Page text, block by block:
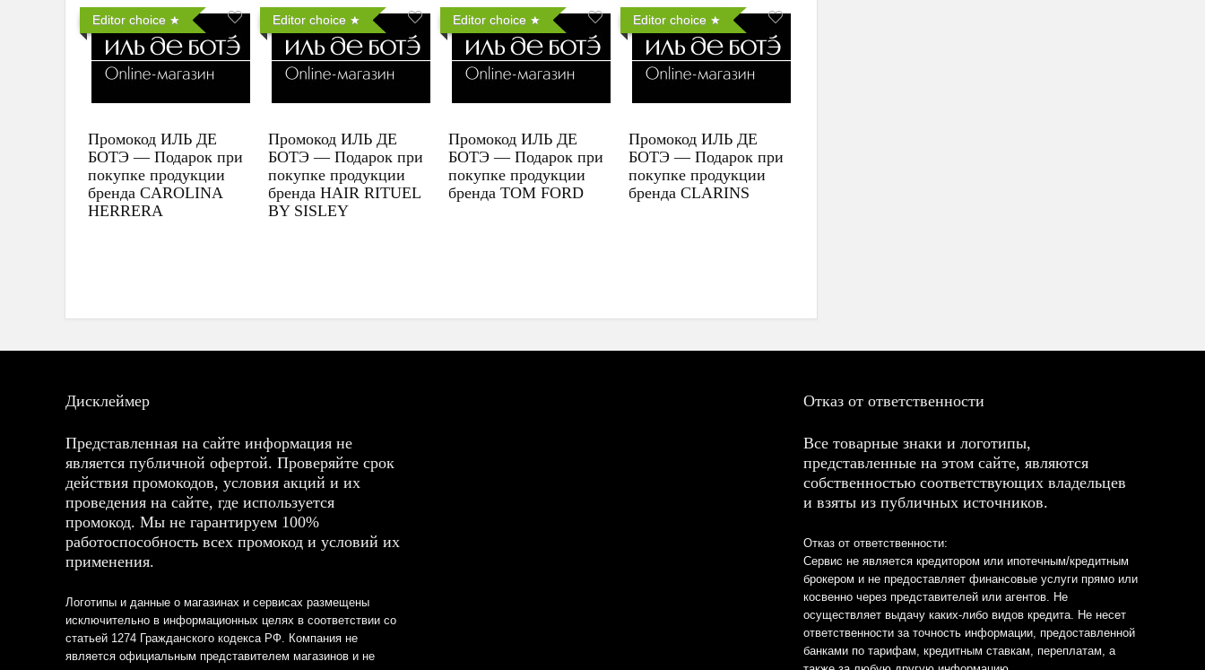
Editor choice
Промокод ИЛЬ ДЕ
БОТЭ — Подарок при
покупке продукции
бренда CAROLINA
HERRERA
Editor choice
Промокод ИЛЬ ДЕ
БОТЭ — Подарок при
покупке продукции
бренда HAIR RITUEL
BY SISLEY
Editor choice
Промокод ИЛЬ ДЕ
БОТЭ — Подарок при
покупке продукции
бренда TOM FORD
Editor choice
Промокод ИЛЬ ДЕ
БОТЭ — Подарок при
покупке продукции
бренда CLARINS
Дисклеймер
Представленная на сайте информация не
является публичной офертой. Проверяйте срок
действия промокодов, условия акций и их
проведения на сайте, где используется
промокод. Мы не гарантируем 100%
работоспособность всех промокод и условий их
применения.
Логотипы и данные о магазинах и сервисах размещены
исключительно в информационных целях в соответствии со
статьей 1274 Гражданского кодекса РФ. Компания не
является официальным представителем магазинов и не
Отказ от ответственности
Все товарные знаки и логотипы,
представленные на этом сайте, являются
собственностью соответствующих владельцев
и взяты из публичных источников.
Отказ от ответственности:
Сервис не является кредитором или ипотечным/кредитным
брокером и не предоставляет финансовые услуги прямо или
косвенно через представителей или агентов. Не
осуществляет выдачу каких-либо видов кредита. Не несет
ответственности за точность информации, предоставленной
банками по тарифам, кредитным ставкам, переплатам, а